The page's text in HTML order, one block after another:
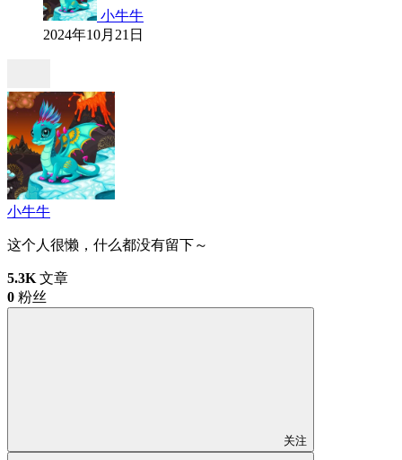
小牛牛
2024年10月21日
小牛牛
这个人很懒，什么都没有留下～
5.3K 文章
0 粉丝
关注